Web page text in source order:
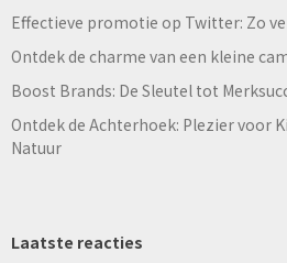
Effectieve promotie op Twitter: Zo
Ontdek de charme van een kleine
Boost Brands: De Sleutel tot
Ontdek de Achterhoek: Plezier voor
Natuur
Laatste reacties